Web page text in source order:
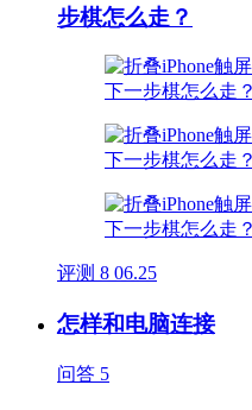
步棋怎么走？
评测 8 06.25
怎样和电脑连接
问答 5